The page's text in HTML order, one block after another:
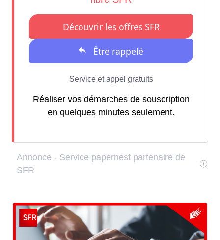
Réaliser vos démarches de souscription
en quelques minutes seulement.